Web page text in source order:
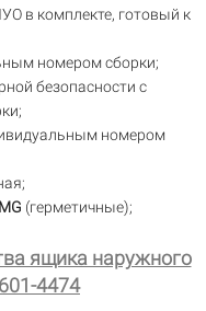
в комплекте, готовый к
номером сборки;
безопасности с
номером
MG (герметичные);
ящика наружного
4474